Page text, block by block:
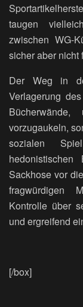
taugen
zwischen WG-
sicher aber nicht
Der Weg in
Verlagerung
Bücherwände,
vorzugaukeln,
sozialen
Sackhose vor
fragwürdigen
Kontrolle über
und ergreifend
[/box]